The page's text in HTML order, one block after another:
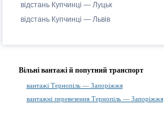
відстань Купчинці — Луцьк
відстань Купчинці — Львів
Вільні вантажі й попутний транспорт
вантажі Тернопіль — Запоріжжя
вантажні перевезення Тернопіль — Запоріжжя